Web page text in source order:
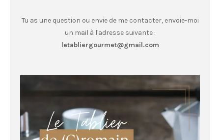
Tu as une question ou envie de me contacter, envoie-moi
un mail à l'adresse suivante :
letabliergourmet@gmail.com